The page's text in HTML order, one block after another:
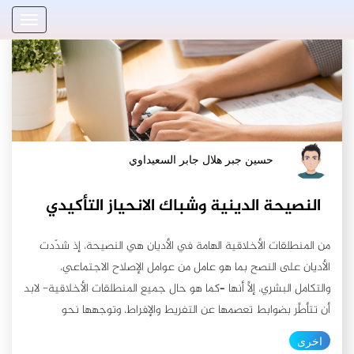
حسين جبر هلال جابر السعيداوي
النصيحة الدينية وشباك الانحياز التأكيدي
من المنطلقات الأخلاقية الهامة في الأديان هي النصيحة، إذ شدّدت
الأديان على النصح بما هو عامل من عوامل الإصلاح الاجتماعي،
والتكامل البشري، إلاَّ أنها –كما هو حال جميع المنطلقات الأخلاقية- لابد
أن تتأطَّر بضوابط تعصمها عن التفريط والإفراط، وتوجهها نحو
الانسجام والتناسب مع القابلية عند من توجه له النصيحة، ومنها أن لا
اخرى